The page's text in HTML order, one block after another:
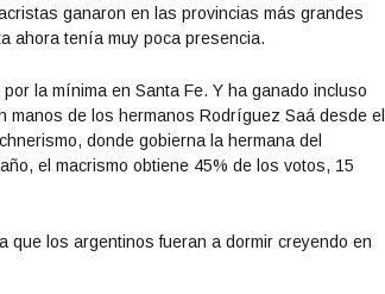
ganaron en las provincias más grandes
ahora tenía muy poca presencia.
la mínima en Santa Fe. Y ha ganado incluso
manos de los hermanos Rodríguez Saá desde el
donde gobierna la hermana del
el macrismo obtiene 45% de los votos, 15
que los argentinos fueran a dormir creyendo en